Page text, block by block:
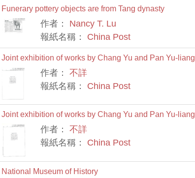
Funerary pottery objects are from Tang dynasty
作者： Nancy T. Lu
報紙名稱： China Post
Joint exhibition of works by Chang Yu and Pan Yu-liang
作者：不詳
報紙名稱： China Post
Joint exhibition of works by Chang Yu and Pan Yu-liang
作者：不詳
報紙名稱： China Post
National Museum of History